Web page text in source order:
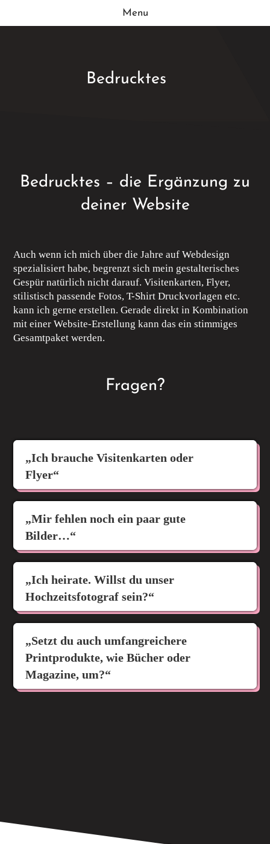
Menu
Bedrucktes
Bedrucktes – die Ergänzung zu
deiner Website
Auch wenn ich mich über die Jahre auf Webdesign
spezialisiert habe, begrenzt sich mein gestalterisches
Gespür natürlich nicht darauf. Visitenkarten, Flyer,
stilistisch passende Fotos, T-Shirt Druckvorlagen etc.
kann ich gerne erstellen. Gerade direkt in Kombination
mit einer Website-Erstellung kann das ein stimmiges
Gesamtpaket werden.
Fragen?
„Ich brauche Visitenkarten oder
Flyer“
„Mir fehlen noch ein paar gute
Bilder…“
„Ich heirate. Willst du unser
Hochzeitsfotograf sein?“
„Setzt du auch umfangreichere
Printprodukte, wie Bücher oder
Magazine, um?“